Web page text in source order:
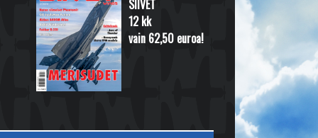
SIIVET
12 kk
vain 62,50 euroa!